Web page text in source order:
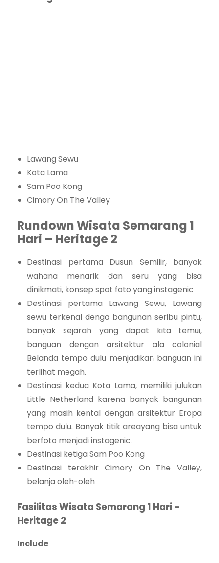
Lawang Sewu
Kota Lama
Sam Poo Kong
Cimory On The Valley
Rundown Wisata Semarang 1
Hari – Heritage 2
Destinasi pertama Dusun Semilir, banyak
wahana menarik dan seru yang bisa
dinikmati, konsep spot foto yang instagenic
Destinasi pertama Lawang Sewu, Lawang
sewu terkenal denga bangunan seribu pintu,
banyak sejarah yang dapat kita temui,
banguan dengan arsitektur ala colonial
Belanda tempo dulu menjadikan banguan ini
terlihat megah.
Destinasi kedua Kota Lama, memiliki julukan
Little Netherland karena banyak bangunan
yang masih kental dengan arsitektur Eropa
tempo dulu. Banyak titik areayang bisa untuk
berfoto menjadi instagenic.
Destinasi ketiga Sam Poo Kong
Destinasi terakhir Cimory On The Valley,
belanja oleh-oleh
Fasilitas Wisata Semarang 1 Hari –
Heritage 2
Include